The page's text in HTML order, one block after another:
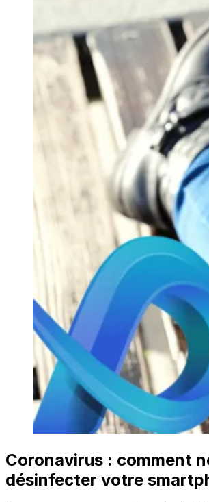
Coronavirus : comment
désinfecter votre